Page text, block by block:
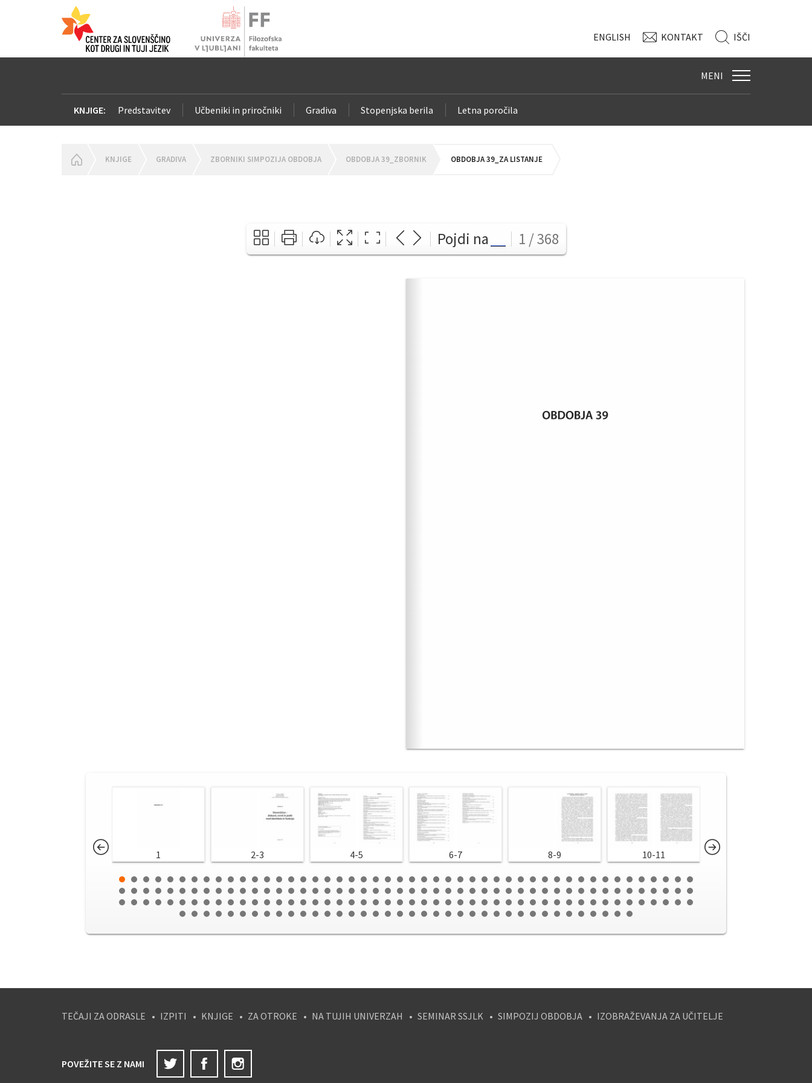
ENGLISH KONTAKT IŠČI
MENI
KNJIGE: Predstavitev Učbeniki in priročniki Gradiva Stopenjska berila Letna poročila
HOMEPAGE
KNJIGE GRADIVA ZBORNIKI SIMPOZIJA OBDOBJA OBDOBJA 39_ZBORNIK OBDOBJA 39_ZA LISTANJE
Pojdi na 1 / 368
1 2-3 4-5 6-7 8-9 10-11
TEČAJI ZA ODRASLE IZPITI KNJIGE ZA OTROKE NA TUJIH UNIVERZAH SEMINAR SSJLK SIMPOZIJ OBDOBJA IZOBRAŽEVANJA ZA UČITELJE
POVEŽITE SE Z NAMI
Twitter Facebook